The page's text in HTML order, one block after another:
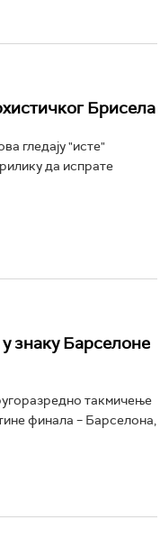
Брисела
гледају "исте"
да испрате
знаку Барселоне
такмичење
финала – Барселона,